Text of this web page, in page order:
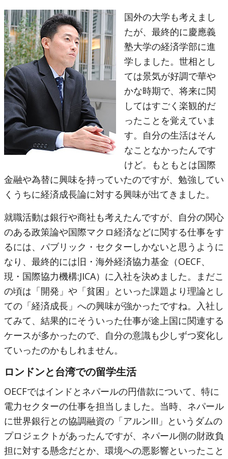
国外の大学も考えまし
たが、最終的に慶應義
塾大学の経済学部に進
学しました。世相とし
ては景気が好調で華や
かな時期で、将来に関
してはすごく楽観的だ
ったことを覚えていま
す。自分の生活はそん
なことなかったんです
けど。もともとは国際
金融や為替に興味を持っていたのですが、勉強してい
くうちに経済成長論に対する興味が出てきました。
就職活動は銀行や商社も考えたんですが、自分の関心
のある政策論や国際マクロ経済などに関する仕事をす
るには、パブリック・セクターしかないと思うように
なり、最終的には旧・海外経済協力基金（OECF、
現・国際協力機構:JICA）に入社を決めました。まだこ
の頃は「開発」や「貧困」といった課題より理論とし
ての「経済成長」への興味が強かったですね。入社し
てみて、結果的にそういった仕事が途上国に関連する
ケースが多かったので、自分の意識も少しずつ変化し
ていったのかもしれません。
ロンドンと台湾での留学生活
OECFではインドとネパールの円借款について、特に
電力セクターの仕事を担当しました。当時、ネパール
に世界銀行との協調融資の「アルンIII」というダムの
プロジェクトがあったんですが、ネパール側の財政負
担に対する懸念だとか、環境への悪影響といったこと